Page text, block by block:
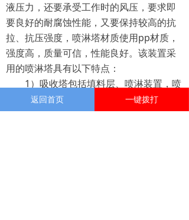
液压力，还要承受工作时的风压，要求即
要良好的耐腐蚀性能，又要保持较高的抗
拉、抗压强度，喷淋塔材质使用pp材质，
强度高，质量可信，性能良好。该装置采
用的喷淋塔具有以下特点：
1）吸收塔包括填料层、喷淋装置，喷
淋装置上布置喷嘴，除雾器。
2）液/气比较低，从而节省循环喷淋
返回首页 一键拨打